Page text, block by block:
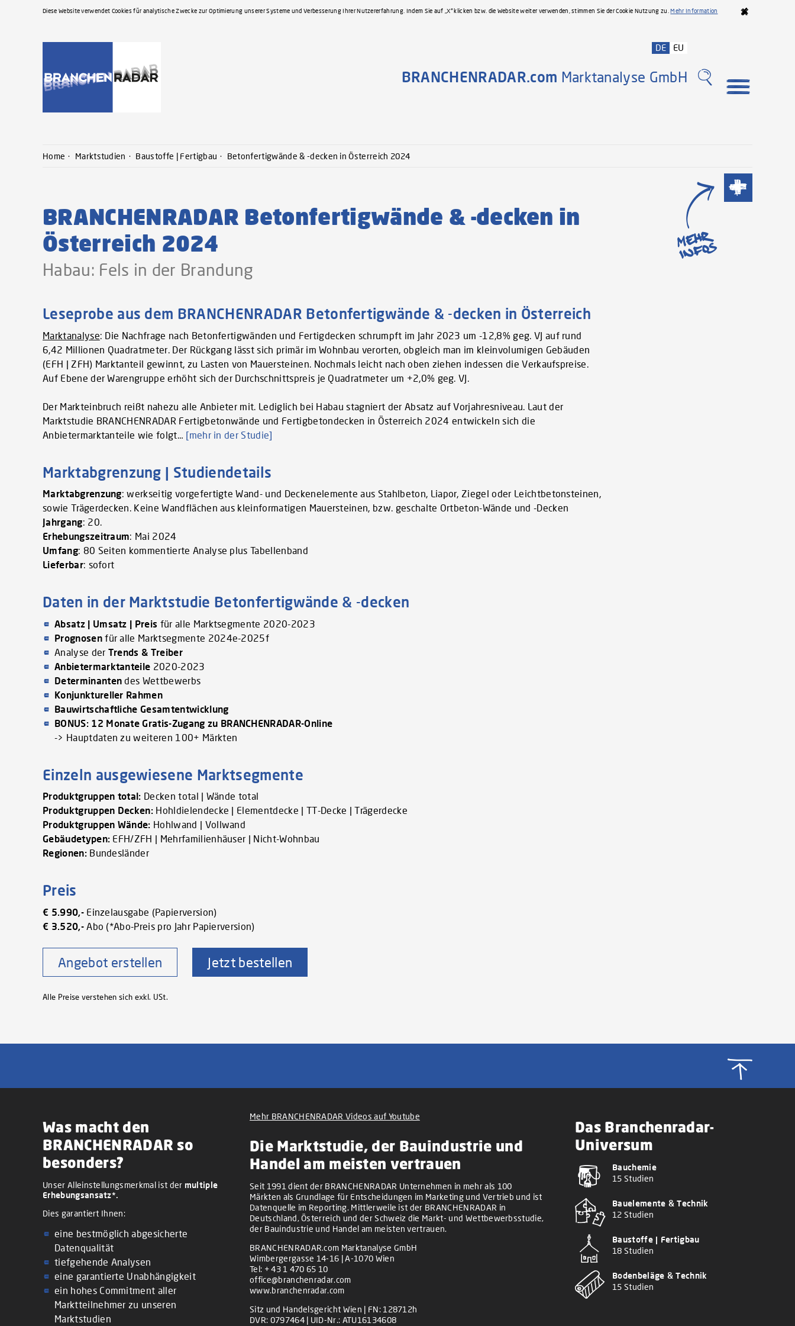
Diese Website verwendet Cookies für analytische Zwecke zur Optimierung unserer Systeme und Verbesserung Ihrer Nutzererfahrung. Indem Sie auf „X“ klicken bzw. die Website weiter verwenden, stimmen Sie der Cookie Nutzung zu.Mehr Information
BRANCHENRADAR.com Marktanalyse GmbH
DE EU
Home Marktstudien Baustoffe | Fertigbau Betonfertigwände & -decken in Österreich 2024
BRANCHENRADAR Betonfertigwände & -decken in
Österreich 2024
Habau: Fels in der Brandung
Leseprobe aus dem BRANCHENRADAR Betonfertigwände & -decken in Österreich
Marktanalyse: Die Nachfrage nach Betonfertigwänden und Fertigdecken schrumpft im Jahr 2023 um -12,8% geg. VJ auf rund
6,42 Millionen Quadratmeter. Der Rückgang lässt sich primär im Wohnbau verorten, obgleich man im kleinvolumigen Gebäuden
(EFH | ZFH) Marktanteil gewinnt, zu Lasten von Mauersteinen. Nochmals leicht nach oben ziehen indessen die Verkaufspreise.
Auf Ebene der Warengruppe erhöht sich der Durchschnittspreis je Quadratmeter um +2,0% geg. VJ.
Der Markteinbruch reißt nahezu alle Anbieter mit. Lediglich bei Habau stagniert der Absatz auf Vorjahresniveau. Laut der
Marktstudie BRANCHENRADAR Fertigbetonwände und Fertigbetondecken in Österreich 2024 entwickeln sich die
Anbietermarktanteile wie folgt… [mehr in der Studie]
Marktabgrenzung | Studiendetails
Marktabgrenzung: werkseitig vorgefertigte Wand- und Deckenelemente aus Stahlbeton, Liapor, Ziegel oder Leichtbetonsteinen,
sowie Trägerdecken. Keine Wandflächen aus kleinformatigen Mauersteinen, bzw. geschalte Ortbeton-Wände und -Decken
Jahrgang: 20.
Erhebungszeitraum: Mai 2024
Umfang: 80 Seiten kommentierte Analyse plus Tabellenband
Lieferbar: sofort
Daten in der Marktstudie Betonfertigwände & -decken
Absatz | Umsatz | Preis für alle Marktsegmente 2020-2023
Prognosenfür alle Marktsegmente 2024e-2025f
Analyse der Trends & Treiber
Anbietermarktanteile 2020-2023
Determinantendes Wettbewerbs
Konjunktureller Rahmen
Bauwirtschaftliche Gesamtentwicklung
BONUS: 12 Monate Gratis-Zugang zu BRANCHENRADAR-Online
-> Hauptdaten zu weiteren 100+ Märkten
Einzeln ausgewiesene Marktsegmente
Produktgruppen total: Decken total | Wände total
Produktgruppen Decken: Hohldielendecke | Elementdecke | TT-Decke | Trägerdecke
Produktgruppen Wände: Hohlwand | Vollwand
Gebäudetypen: EFH/ZFH | Mehrfamilienhäuser | Nicht-Wohnbau
Regionen: Bundesländer
Preis
€ 5.990,-Einzelausgabe (Papierversion)
€ 3.520,-Abo (*Abo-Preis pro Jahr Papierversion)
Angebot erstellen Jetzt bestellen
Alle Preise verstehen sich exkl. USt.
Was macht den
BRANCHENRADAR so
besonders?
Unser Alleinstellungsmerkmal ist der multiple
Erhebungsansatz*.
Dies garantiert Ihnen:
eine bestmöglich abgesicherte
Datenqualität
tiefgehende Analysen
eine garantierte Unabhängigkeit
ein hohes Commitment aller
Marktteilnehmer zu unseren
Marktstudien
Mehr BRANCHENRADAR Videos auf Youtube
Die Marktstudie, der Bauindustrie und
Handel am meisten vertrauen
Seit 1991 dient der BRANCHENRADAR Unternehmen in mehr als 100
Märkten als Grundlage für Entscheidungen im Marketing und Vertrieb und ist
Datenquelle im Reporting. Mittlerweile ist der BRANCHENRADAR in
Deutschland, Österreich und der Schweiz die Markt- und Wettbewerbsstudie,
der Bauindustrie und Handel am meisten vertrauen.
BRANCHENRADAR.com Marktanalyse GmbH
Wimbergergasse 14-16 | A-1070 Wien
Tel: + 43 1 470 65 10
office@branchenradar.com
www.branchenradar.com
Sitz und Handelsgericht Wien | FN: 128712h
DVR: 0797464 | UID-Nr.: ATU16134608
Das Branchenradar-
Universum
Bauchemie
15 Studien
Bauelemente & Technik
12 Studien
Baustoffe | Fertigbau
18 Studien
Bodenbeläge & Technik
15 Studien